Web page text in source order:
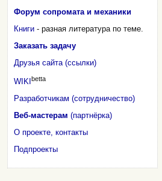
Форум сопромата и механики
Книги - разная литература по теме.
Заказать задачу
Друзья сайта (ссылки)
WIKI betta
Разработчикам (сотрудничество)
Веб-мастерам (партнёрка)
О проекте, контакты
Подпроекты